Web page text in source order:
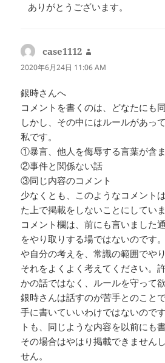
ありがとうございます。
case1112
り:
2020年6月24日 11:06 AM
銀時さんへ
コメントを書くのは、どなたにも
しかし、その中にはルールがあっ
私です。
①暴言、他人を侮辱する言葉が含
②事件と関係ない話
③同じ内容のコメント
少なくとも、このようなコメント
た上で掲載をしないことにしていま
コメント欄は、前にも言いました
をやり取りする場ではないのです
や自分の考えを、常識の範囲でや
それをよくよく考えてください。
かの話ではなく、ルールを守って
銀時さんは話すのが苦手とのこと
手に書いていいわけではないので
トも、同じような内容を以前にも
その場合はやはり掲載できません
せん。